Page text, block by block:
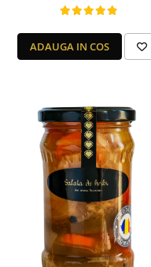
ADAUGA IN COS